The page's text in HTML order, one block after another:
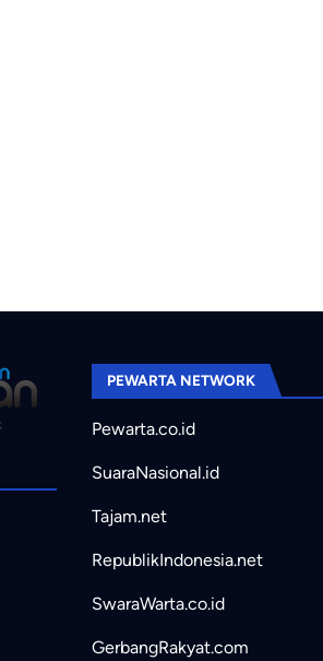
PEWARTA NETWORK
Pewarta.co.id
SuaraNasional.id
Tajam.net
RepublikIndonesia.net
SwaraWarta.co.id
GerbangRakyat.com